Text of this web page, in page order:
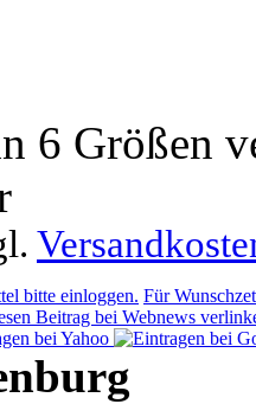
6 Größen
bitte einloggen. Für